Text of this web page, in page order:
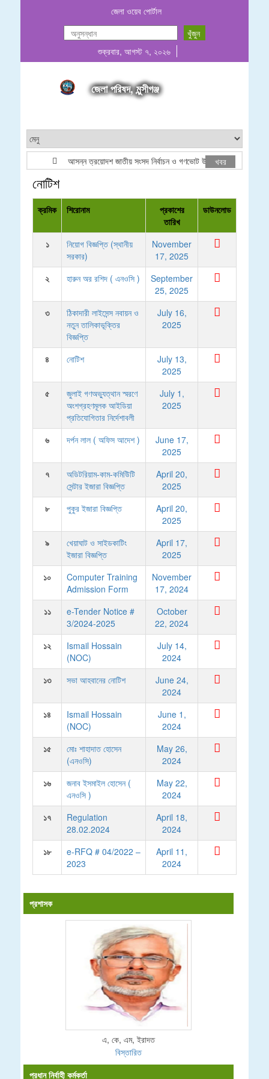
জেলা ওয়েব পোর্টাল
শুক্রবার, আগস্ট ৭, ২০২৬
জেলা পরিষদ, মুন্সীগঞ্জ
আসন্ন ত্রয়োদশ জাতীয় সংসদ নির্বাচন ও গণভোট উপলক্ষে লোগো ব্যবহার
খবর
নোটিশ
ক্রমিক শিরোনাম
প্রকাশের
তারিখ
ডাউনলোড
১
নিয়োগ বিজ্ঞপ্তি (স্থানীয়
সরকার)
November
17, 2025
২
হারুন অর রশিদ ( এনওসি )
September
25, 2025
৩
ঠিকাদারী লাইসেন্স নবায়ন ও
নতুন তালিকাভূক্তির
বিজ্ঞপ্তি
July 16,
2025
৪ নোটিশ
July 13,
2025
৫
জুলাই গণঅভ্যুত্থান স্মরণে
অংশগ্রহণমূলক আইডিয়া
প্রতিযোগিতার নির্দেশাবলী
July 1,
2025
৬ দর্পন লাল ( অফিস আদেশ )
June 17,
2025
৭
অডিটরিয়াম-কাম-কমিউিটি
সেন্টার ইজারা বিজ্ঞপ্তি
April 20,
2025
৮
পুকুর ইজারা বিজ্ঞপ্তি
April 20,
2025
৯
খেয়াঘাট ও সাইডকাটিং
ইজারা বিজ্ঞপ্তি
April 17,
2025
১০
Computer Training
Admission Form
November
17, 2024
১১
e-Tender Notice #
3/2024-2025
October
22, 2024
১২
Ismail Hossain
(NOC)
July 14,
2024
১৩
সভা আহবানের নোটিশ
June 24,
2024
১৪
Ismail Hossain
(NOC)
June 1,
2024
১৫
মোঃ শাহাদাত হোসেন
(এনওসি)
May 26,
2024
১৬
জনাব ইসমাইল হোসেন (
এনওসি )
May 22,
2024
১৭
Regulation
28.02.2024
April 18,
2024
১৮
e-RFQ # 04/2022 –
2023
April 11,
2024
প্রশাসক
এ, কে, এম, ইরাদত
বিস্তারিত
প্রধান নির্বাহী কর্মকর্তা